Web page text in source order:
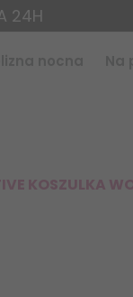
24H
KOSZULKA